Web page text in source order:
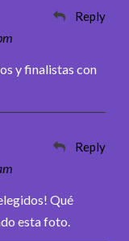
Reply
y finalistas con
Reply
Qué
esta foto.